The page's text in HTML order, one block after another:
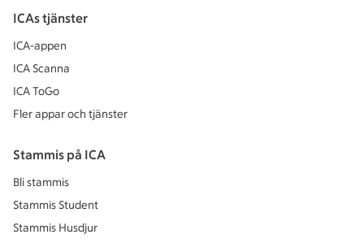
ICAs tjänster
ICA-appen
ICA Scanna
ICA ToGo
Fler appar och tjänster
Stammis på ICA
Bli stammis
Stammis Student
Stammis Husdjur